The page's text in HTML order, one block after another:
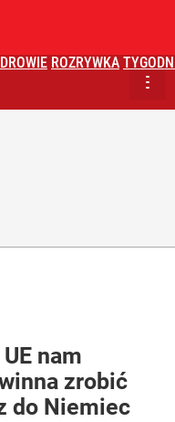
ROZRYWKA
nam
zrobić
do Niemiec